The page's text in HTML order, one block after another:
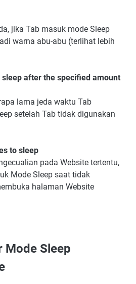
jika Tab masuk mode Sleep
warna abu-abu (terlihat lebih
sleep after the specified amount
lama jeda waktu Tab
setelah Tab tidak digunakan
to sleep
pada Website tertentu,
Mode Sleep saat tidak
halaman Website
Mode Sleep